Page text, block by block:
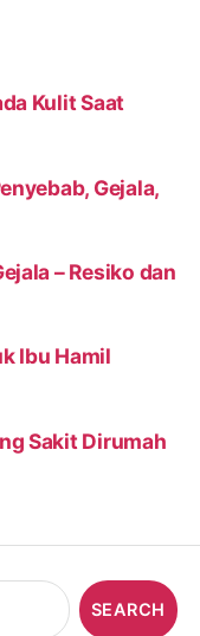
Kulit Saat
Gejala,
– Resiko dan
Ibu Hamil
Sakit Dirumah